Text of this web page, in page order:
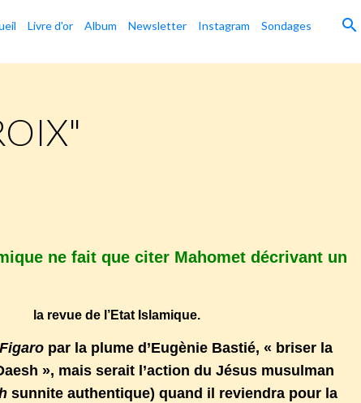
Livre d'or Album Newsletter Instagram Sondages
ne fait que citer Mahomet décrivant un
la revue de l’Etat Islamique.
par la plume d’Eugènie Bastié, « briser la
», mais serait l’action du Jésus musulman
sunnite authentique) quand il reviendra pour la